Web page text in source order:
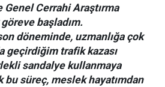
Cerrahi Araştırma
başladım.
döneminde, uzmanlığa çok
geçirdiğim trafik kazası
sandalye kullanmaya
bu süreç, meslek hayatımdan